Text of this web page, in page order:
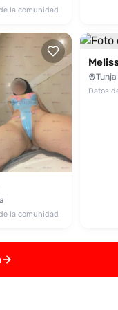
la comunidad
la comunidad
Tunja
Datos